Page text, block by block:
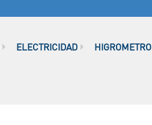
ELECTRICIDAD HIGROMETRO